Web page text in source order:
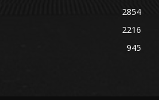
2854
2216
945